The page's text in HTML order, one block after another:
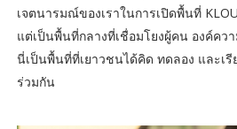
เจตนารมณ์ของเราในการเปิดพื้นที่
แต่เป็นพื้นที่กลางที่เชื่อมโยงผู้คน องค์คว
นี่เป็นพื้นที่ที่เยาวชนได้คิด ทดลอง และเ
ร่วมกัน